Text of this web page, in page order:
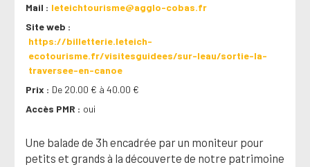
Mail
leteichtourisme@agglo-cobas.fr
Site web
https://billetterie.leteich-
ecotourisme.fr/visitesguidees/sur-leau/sortie-la-
traversee-en-canoe
Prix
De 20.00 € à 40.00 €
Accès PMR
oui
Une balade de 3h encadrée par un moniteur pour
petits et grands à la découverte de notre patrimoine